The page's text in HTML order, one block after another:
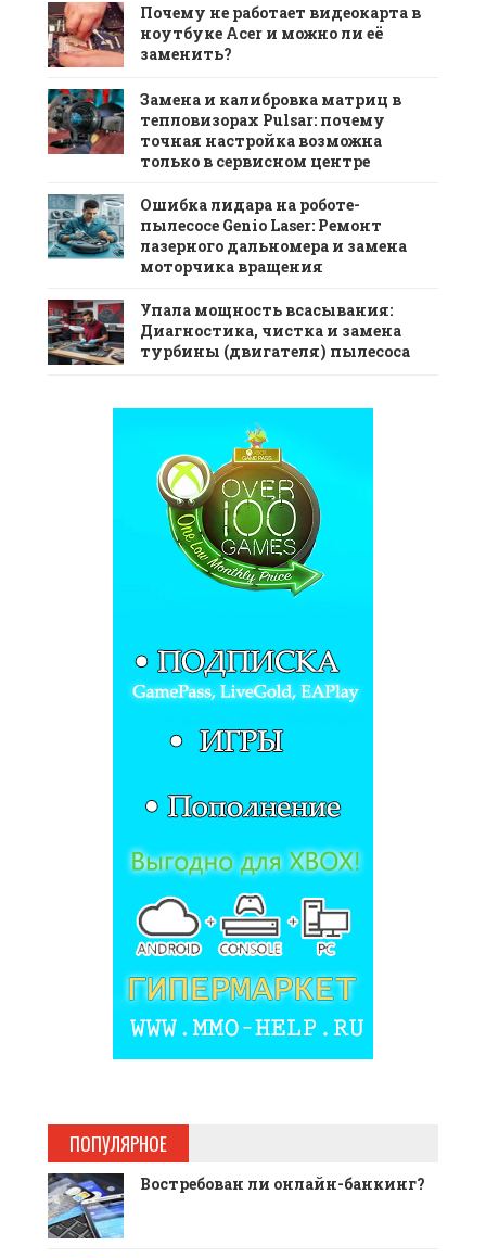
Почему не работает видеокарта в
ноутбуке Acer и можно ли её
заменить?
Замена и калибровка матриц в
тепловизорах Pulsar: почему
точная настройка возможна
только в сервисном центре
Ошибка лидара на роботе-
пылесосе Genio Laser: Ремонт
лазерного дальномера и замена
моторчика вращения
Упала мощность всасывания:
Диагностика, чистка и замена
турбины (двигателя) пылесоса
ПОПУЛЯРНОЕ
Востребован ли онлайн-банкинг?